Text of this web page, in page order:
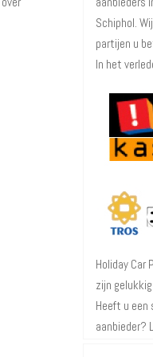
Schiphol.
partijen u
In het
Holiday Car
zijn
Heeft u een
aanbieder?